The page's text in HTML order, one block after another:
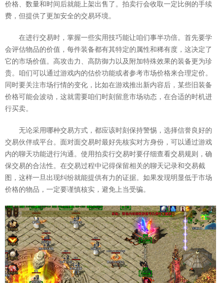
价格、数量和时间后就能上架出售了。拍卖行会收取一定比例的手续
费，但提供了更加安全的交易环境。
在进行交易时，掌握一些实用技巧能让咱们事半功倍。首先要学
会评估物品的价值，每件装备都有其特定的属性和稀有度，这决定了
它的市场价值。高攻击力、高防御力以及附加特殊效果的装备更为珍
贵。咱们可以通过游戏内的估价功能或者参考市场价格来合理定价。
同时要关注市场行情的变化，比如在游戏推出新内容后，某些旧装备
价格可能会波动，这就需要咱们时刻留意市场动态，在合适的时机进
行买卖。
无论采用哪种交易方式，都应该时刻保持警惕，选择信誉良好的
交易伙伴或平台。面对面交易时最好先核实对方身份，可以通过游戏
内的聊天功能进行沟通。使用拍卖行交易时要仔细查看交易规则，确
保交易的合法性。在交易过程中记得保留相关的聊天记录和交易截
图，这样一旦出现纠纷就能提供有力的证据。如果发现明显低于市场
价格的物品，一定要谨慎核实，避免上当受骗。